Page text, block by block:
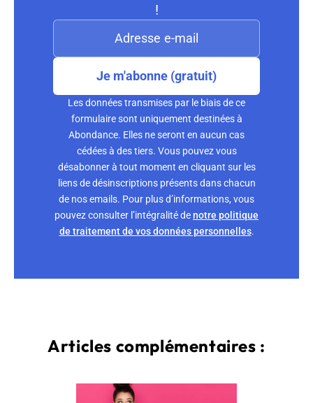
!
Je m'abonne (gratuit)
Les données transmises par le biais de ce
formulaire sont uniquement destinées à
Abondance. Elles ne seront en aucun cas
cédées à des tiers. Vous pouvez vous
désabonner à tout moment en cliquant sur les
liens de désinscriptions présents dans chacun
de nos emails. Pour plus d’informations, vous
pouvez consulter l’intégralité denotre politique
de traitement de vos données personnelles.
Articles complémentaires :